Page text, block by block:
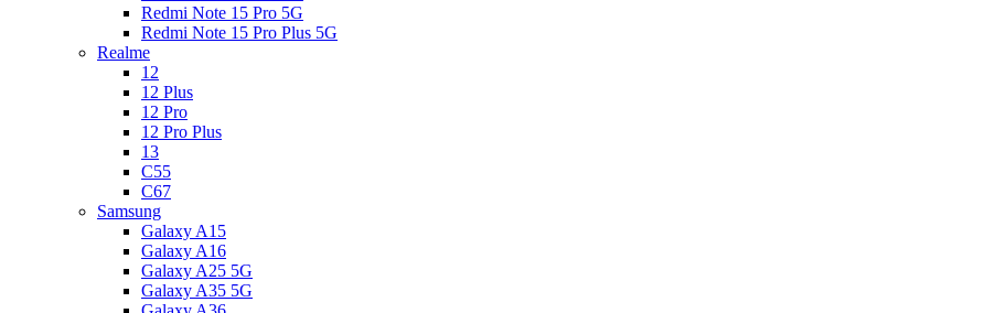
Redmi Note 15 Pro 5G
Redmi Note 15 Pro Plus 5G
Realme
12
12 Plus
12 Pro
12 Pro Plus
13
C55
C67
Samsung
Galaxy A15
Galaxy A16
Galaxy A25 5G
Galaxy A35 5G